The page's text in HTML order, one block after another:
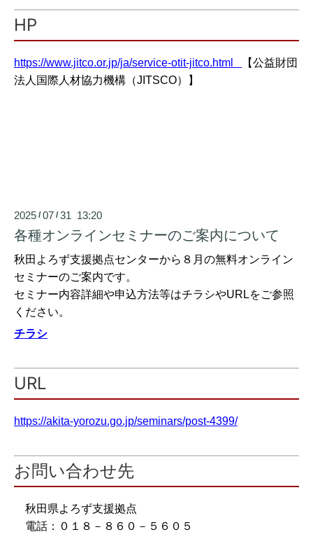
HP
https://www.jitco.or.jp/ja/service-otit-jitco.html
【公益財団
法人国際人材協力機構（JITSCO）】
2025 /07 /31 13:20
各種オンラインセミナーのご案内について
秋田よろず支援拠点センターから８月の無料オンライン
セミナーのご案内です。
セミナー内容詳細や申込方法等はチラシやURLをご参照
ください。
チラシ
URL
https://akita-yorozu.go.jp/seminars/post-4399/
お問い合わせ先
秋田県よろず支援拠点
電話：０１８－８６０－５６０５